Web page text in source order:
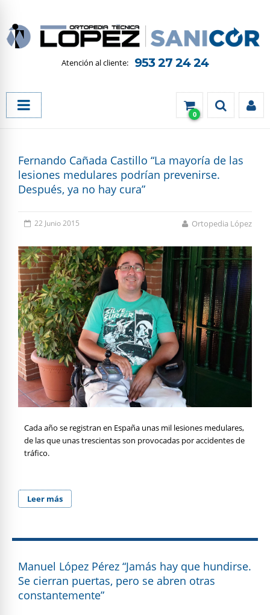
953 27 24 24
0
Fernando Cañada Castillo “La mayoría de las
lesiones medulares podrían prevenirse.
Después, ya no hay cura”
22 Junio 2015 Ortopedia López
Cada año se registran en España unas mil lesiones medulares,
de las que unas trescientas son provocadas por accidentes de
tráfico.
Leer más
Manuel López Pérez “Jamás hay que hundirse.
Se cierran puertas, pero se abren otras
constantemente”